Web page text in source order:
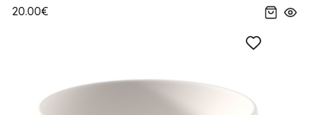
20.00€